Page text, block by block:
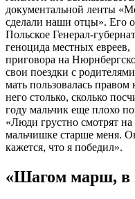
документальной ленты
сделали наши отцы». Его
Польское Генерал-
геноцида местных евреев,
приговора на
свои поездки с
мать пользовалась правом
него столько, сколько
году мальчик еще плохо
«Люди грустно смотрят
мальчишке старше меня.
кажется, что я победил».
«Шагом марш, в